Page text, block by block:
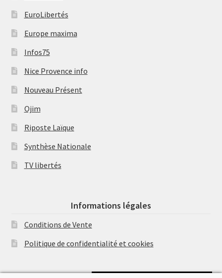
EuroLibertés
Europe maxima
Infos75
Nice Provence info
Nouveau Présent
Ojim
Riposte Laïque
Synthèse Nationale
TV libertés
Informations légales
Conditions de Vente
Politique de confidentialité et cookies